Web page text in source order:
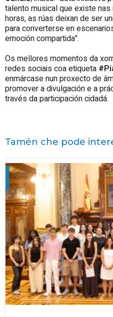
talento musical que existe
horas, as rúas deixan de ser
para converterse en
emoción compartida".
Os mellores momentos da
redes sociais coa etiqueta
enmárcase nun proxecto de
promover a divulgación e a
través da participación cidadá.
Tamén che pode